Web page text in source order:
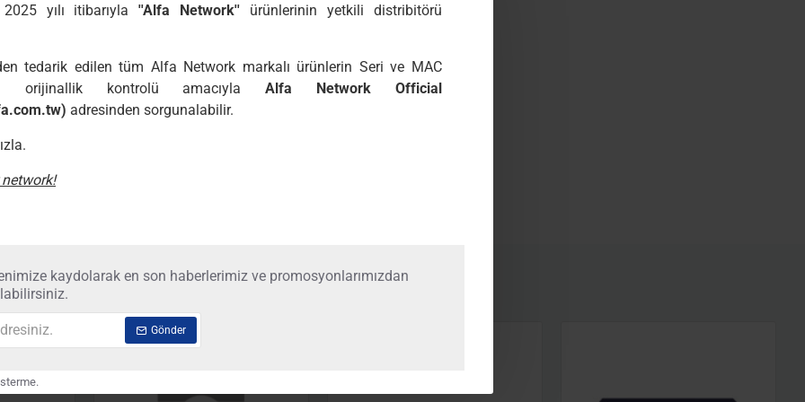
Alfa Network Türkiye
olmuştur.
Şirketimizden tedarik edilen tüm Alfa Network markalı ürünlerin Seri ve MAC
numaraları orijinallik kontrolü amacıyla
Saygılarımızla.
Enjoy your network!
Bir daha gösterme.
-14%
Bağlantı Noktasına PoE Besleme Önceliği:
yüklenirse, PoE bağlantı noktaları arasında bir öncelik düzenlenecek ve ardından sistem en
düşük öncelikli bağlantı noktasının gücünü kesecektir.
IEEE 802.3 10BASE-T Ethernet
volt) 98b80 switch-firewall